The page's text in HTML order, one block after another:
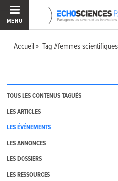
MENU
Accueil Tag #femmes-scientifiques
TOUS LES CONTENUS TAGUÉS
LES ARTICLES
LES ÉVÉNEMENTS
LES ANNONCES
LES DOSSIERS
LES RESSOURCES